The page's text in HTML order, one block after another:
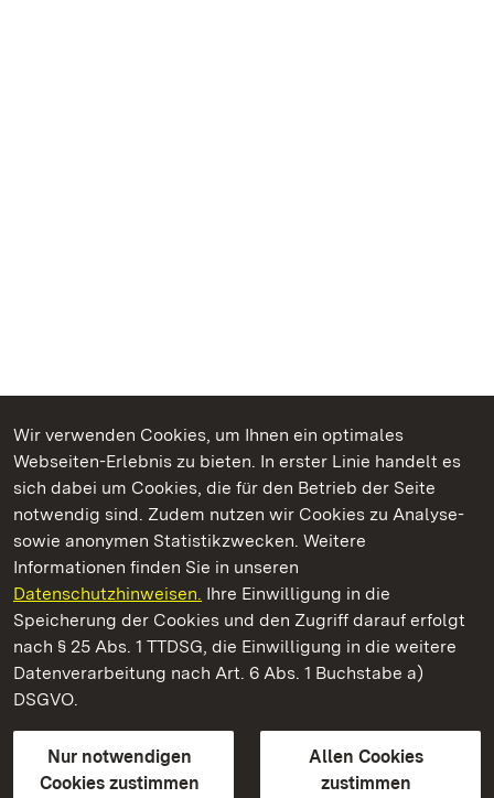
Wir verwenden Cookies, um Ihnen ein optimales
Webseiten-Erlebnis zu bieten. In erster Linie handelt es
sich dabei um Cookies, die für den Betrieb der Seite
notwendig sind. Zudem nutzen wir Cookies zu Analyse-
sowie anonymen Statistikzwecken. Weitere
Informationen finden Sie in unseren
Datenschutzhinweisen. Ihre Einwilligung in die
Speicherung der Cookies und den Zugriff darauf erfolgt
nach § 25 Abs. 1 TTDSG, die Einwilligung in die weitere
Datenverarbeitung nach Art. 6 Abs. 1 Buchstabe a)
DSGVO.
Nur notwendigen
Cookies zustimmen
Allen Cookies
zustimmen
Kommen. Staunen. Genießen.
Staatliche Schlösser und Gärten Baden‑Württemberg
Staatliche Schlösser und Gärten Baden-Württemberg
Kontakt
GebärdenspracheLeichte Sprache
Erklärung zur Barrierefreiheit
BITV-konform (geprüfte Seiten)